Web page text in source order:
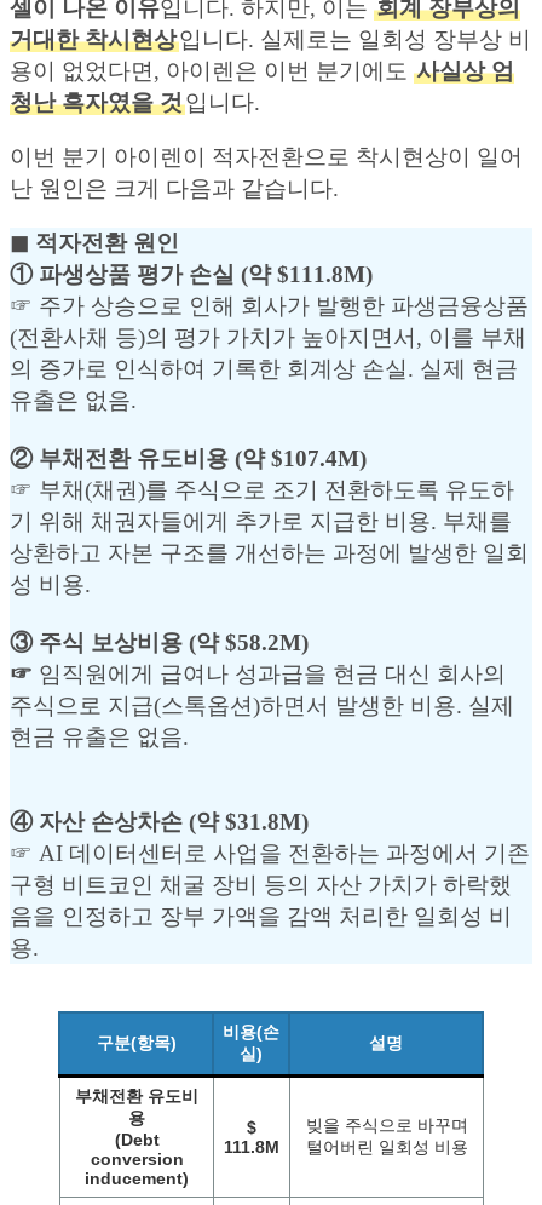
셀이 나온 이유입니다. 하지만, 이는 회계 장부상의
거대한 착시현상입니다. 실제로는 일회성 장부상 비
용이 없었다면, 아이렌은 이번 분기에도 사실상 엄
청난 흑자였을 것입니다.
이번 분기 아이렌이 적자전환으로 착시현상이 일어
난 원인은 크게 다음과 같습니다.
◼︎ 적자전환 원인
① 파생상품 평가 손실 (약 $111.8M)
☞ 주가 상승으로 인해 회사가 발행한 파생금융상품
(전환사채 등)의 평가 가치가 높아지면서, 이를 부채
의 증가로 인식하여 기록한 회계상 손실. 실제 현금
유출은 없음.
② 부채전환 유도비용 (약 $107.4M)
☞ 부채(채권)를 주식으로 조기 전환하도록 유도하
기 위해 채권자들에게 추가로 지급한 비용. 부채를
상환하고 자본 구조를 개선하는 과정에 발생한 일회
성 비용.
③ 주식 보상비용 (약 $58.2M)
☞ 임직원에게 급여나 성과급을 현금 대신 회사의
주식으로 지급(스톡옵션)하면서 발생한 비용. 실제
현금 유출은 없음.
④ 자산 손상차손 (약 $31.8M)
☞ AI 데이터센터로 사업을 전환하는 과정에서 기존
구형 비트코인 채굴 장비 등의 자산 가치가 하락했
음을 인정하고 장부 가액을 감액 처리한 일회성 비
용.
구분(항목)
비용(손
실)
설명
부채전환 유도비
용
(Debt
conversion
inducement)
$
111.8M
빚을 주식으로 바꾸며
털어버린 일회성 비용